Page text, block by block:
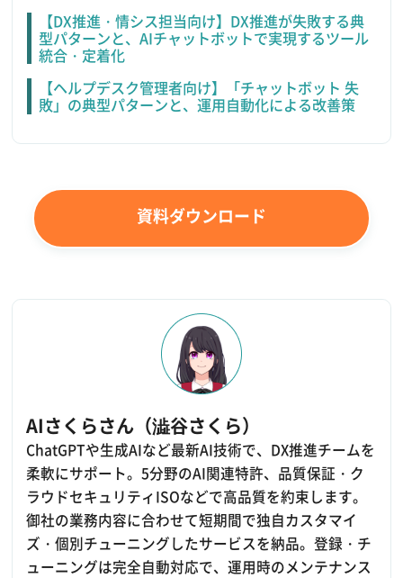
【DX推進・情シス担当向け】DX推進が失敗する典
型パターンと、AIチャットボットで実現するツール
統合・定着化
【ヘルプデスク管理者向け】「チャットボット 失
敗」の典型パターンと、運用自動化による改善策
資料ダウンロード
AIさくらさん（澁谷さくら）
ChatGPTや生成AIなど最新AI技術で、DX推進チームを
柔軟にサポート。5分野のAI関連特許、品質保証・ク
ラウドセキュリティISOなどで高品質を約束します。
御社の業務内容に合わせて短期間で独自カスタマイ
ズ・個別チューニングしたサービスを納品。登録・チ
ューニングは完全自動対応で、運用時のメンテナンス